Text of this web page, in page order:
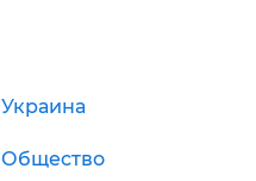
Украина
Общество